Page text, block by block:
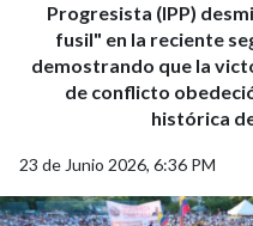
Progresista (IPP)
fusil" en la reciente
demostrando que la
de conflicto
histórica
23 de Junio 2026, 6:36 PM